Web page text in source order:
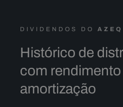
DIVIDENDOS DO
Histórico de
com rendimento
amortização